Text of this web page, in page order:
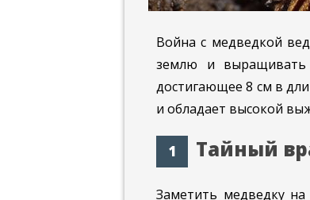
Война с медведкой
землю и выращивать
достигающее 8 см в
и обладает высокой
Тайный
Заметить медведку